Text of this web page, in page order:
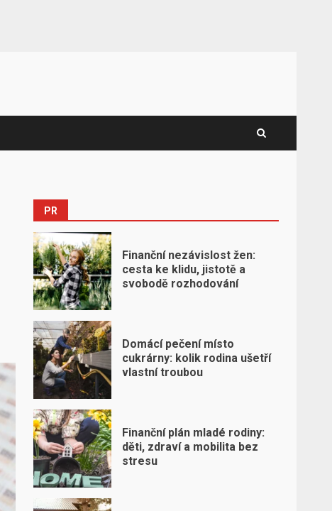
PR
Finanční nezávislost žen:
cesta ke klidu, jistotě a
svobodě rozhodování
Domácí pečení místo
cukrárny: kolik rodina ušetří
vlastní troubou
Finanční plán mladé rodiny:
děti, zdraví a mobilita bez
stresu